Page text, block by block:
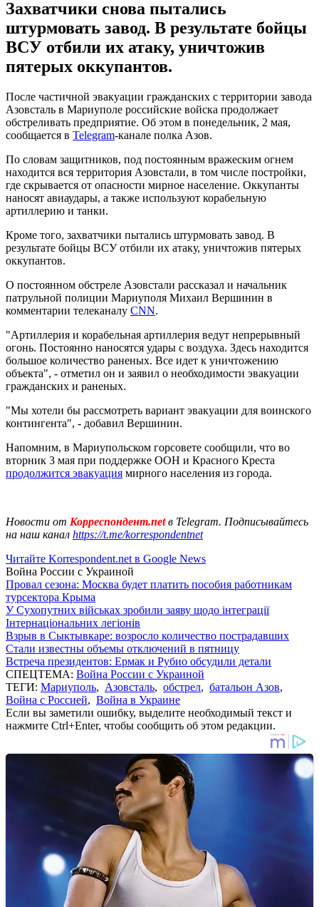
Захватчики снова пытались
штурмовать завод. В результате бойцы
ВСУ отбили их атаку, уничтожив
пятерых оккупантов.
После частичной эвакуации гражданских с территории завода
Азовсталь в Мариуполе российские войска продолжает
обстреливать предприятие. Об этом в понедельник, 2 мая,
сообщается в Telegram-канале полка Азов.
По словам защитников, под постоянным вражеским огнем
находится вся территория Азовстали, в том числе постройки,
где скрывается от опасности мирное население. Оккупанты
наносят авиаудары, а также используют корабельную
артиллерию и танки.
Кроме того, захватчики пытались штурмовать завод. В
результате бойцы ВСУ отбили их атаку, уничтожив пятерых
оккупантов.
О постоянном обстреле Азовстали рассказал и начальник
патрульной полиции Мариуполя Михаил Вершинин в
комментарии телеканалу CNN.
"Артиллерия и корабельная артиллерия ведут непрерывный
огонь. Постоянно наносятся удары с воздуха. Здесь находится
большое количество раненых. Все идет к уничтожению
объекта", - отметил он и заявил о необходимости эвакуации
гражданских и раненых.
"Мы хотели бы рассмотреть вариант эвакуации для воинского
контингента", - добавил Вершинин.
Напомним, в Мариупольском горсовете сообщили, что во
вторник 3 мая при поддержке ООН и Красного Креста
продолжится эвакуация мирного населения из города.
Новости от Корреспондент.netв Telegram. Подписывайтесь
на наш канал https://t.me/korrespondentnet
Читайте Korrespondent.net в Google News
Война России с Украиной
Провал сезона: Москва будет платить пособия работникам
турсектора Крыма
У Сухопутних військах зробили заяву щодо інтеграції
Інтернаціональних легіонів
Взрыв в Сыктывкаре: возросло количество пострадавших
Стали известны объемы отключений в пятницу
Встреча президентов: Ермак и Рубио обсудили детали
СПЕЦТЕМА: Война России с Украиной
ТЕГИ: Мариуполь, Азовсталь, обстрел, батальон Азов,
Война с Россией, Война в Украине
Если вы заметили ошибку, выделите необходимый текст и
нажмите Ctrl+Enter, чтобы сообщить об этом редакции.